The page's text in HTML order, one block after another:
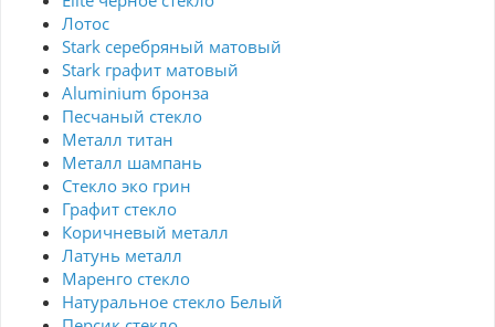
Лотос
Stark серебряный матовый
Stark графит матовый
Aluminium бронза
Песчаный стекло
Металл титан
Металл шампань
Стекло эко грин
Графит стекло
Коричневый металл
Латунь металл
Маренго стекло
Натуральное стекло Белый